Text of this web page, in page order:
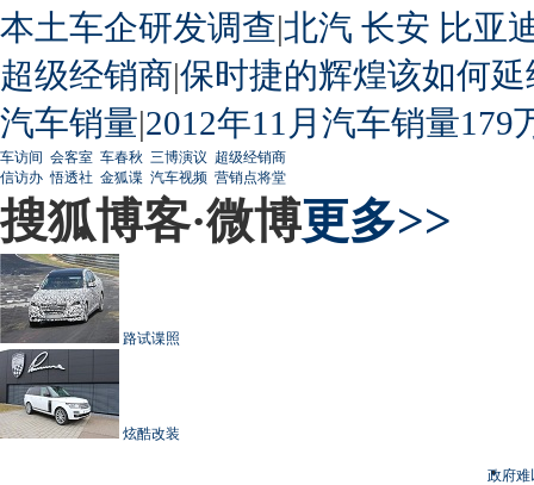
本土车企研发调查|北汽 长安 比亚
超级经销商|保时捷的辉煌该如何延
汽车销量|2012年11月汽车销量179
车访间 会客室 车春秋 三博演议 超级经销商
信访办 悟透社 金狐谍 汽车视频 营销点将堂
搜狐博客·微博更多>>
路试谍照
炫酷改装
政府难